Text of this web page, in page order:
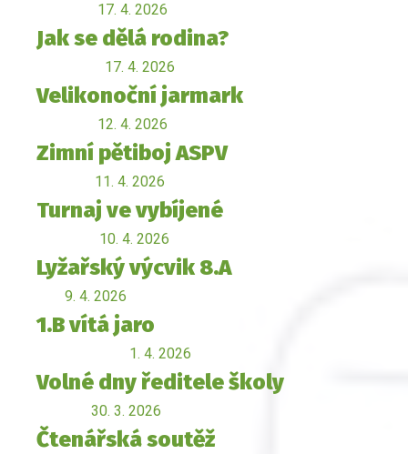
17. 4. 2026
Jak se dělá rodina?
17. 4. 2026
Velikonoční jarmark
12. 4. 2026
Zimní pětiboj ASPV
11. 4. 2026
Turnaj ve vybíjené
10. 4. 2026
Lyžařský výcvik 8.A
9. 4. 2026
1.B vítá jaro
1. 4. 2026
Volné dny ředitele školy
30. 3. 2026
Čtenářská soutěž